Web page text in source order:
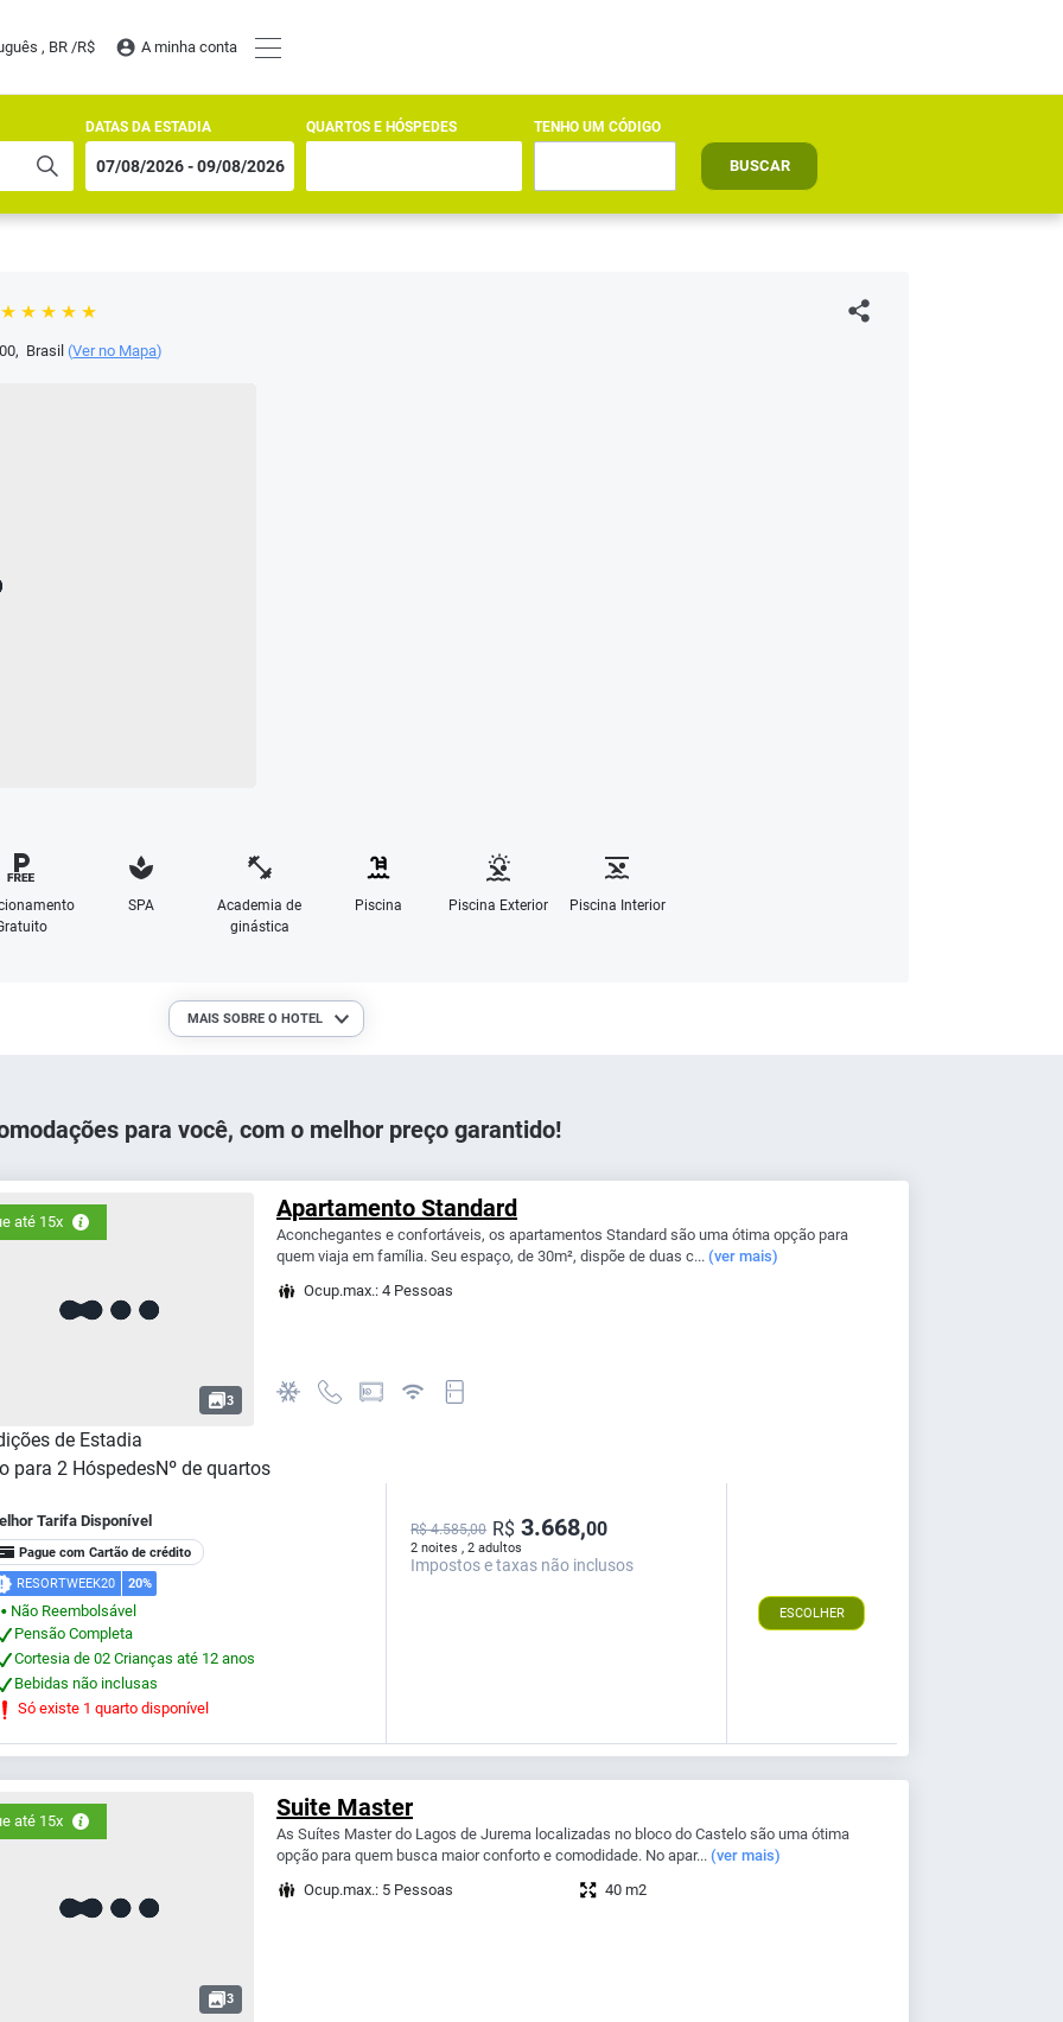
, BR /R$ A minha conta
DATAS DA ESTADIA QUARTOS E HÓSPEDES TENHO UM CÓDIGO
BUSCAR
, Brasil (Ver no Mapa)
SPA
Academia de
ginástica
Piscina Piscina Exterior Piscina Interior
MAIS SOBRE O HOTEL
para você, com o melhor preço garantido!
até 15x
3
Apartamento Standard
Aconchegantes e confortáveis, os apartamentos Standard são uma ótima opção para
quem viaja em família. Seu espaço, de 30m², dispõe de duas c... (ver mais)
Ocup.max.: 4 Pessoas
de Estadia
para 2 HóspedesNº de quartos
Tarifa Disponível
Pague com Cartão de crédito
RESORTWEEK20 20%
⬤
Não Reembolsável
Pensão Completa
Cortesia de 02 Crianças até 12 anos
Bebidas não inclusas
Só existe 1 quarto disponível
2 noites , 2 adultos
R$ 4.585,00 R$ 3.668,00
Impostos e taxas não inclusos
ESCOLHER
até 15x
3
Suite Master
As Suítes Master do Lagos de Jurema localizadas no bloco do Castelo são uma ótima
opção para quem busca maior conforto e comodidade. No apar... (ver mais)
Ocup.max.: 5 Pessoas
40 m2